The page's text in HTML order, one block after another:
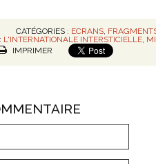
CATÉGORIES : ECRANS,
L'INTERNATIONALE INTERSTICIELLE,
IMPRIMER